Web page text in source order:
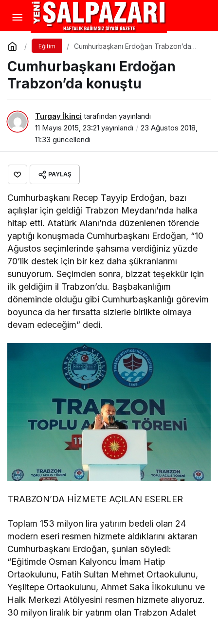
Eğitim
Cumhurbaşkanı Erdoğan Trabzon’da
Cumhurbaşkanı Erdoğan
Trabzon’da konuştu
Turgay İkinci tarafından yayınlandı
11 Mayıs 2015, 23:21 yayınlandı
23 Ağustos 2018,
11:33 güncellendi
PAYLAŞ
Cumhurbaşkanı Recep Tayyip Erdoğan, bazı
açılışlar için geldiği Trabzon Meydanı’nda halka
hitap etti. Atatürk Alanı’nda düzenlenen törende
yaptığı konuşmada Cumhurbaşkanı Erdoğan, “10
Ağustos seçimlerinde şahsıma verdiğiniz yüzde
70’lik destek için bir kez daha şükranlarımı
sunuyorum. Seçimden sonra, bizzat teşekkür için
ilk geldiğim il Trabzon’du. Başbakanlığım
döneminde olduğu gibi Cumhurbaşkanlığı görevim
boyunca da her fırsatta sizlerle birlikte olmaya
devam edeceğim” dedi.
TRABZON’DA HİZMETE AÇILAN ESERLER
Toplam 153 milyon lira yatırım bedeli olan 24
modern eseri resmen hizmete aldıklarını aktaran
Cumhurbaşkanı Erdoğan, şunları söyledi:
“Eğitimde Osman Kalyoncu İmam Hatip
Ortaokulunu, Fatih Sultan Mehmet Ortaokulunu,
Yeşiltepe Ortaokulunu, Ahmet Saka İlkokulunu ve
Halk Merkezi Atölyesini resmen hizmete alıyoruz.
30 milyon liralık bir yatırım olan Trabzon Adalet